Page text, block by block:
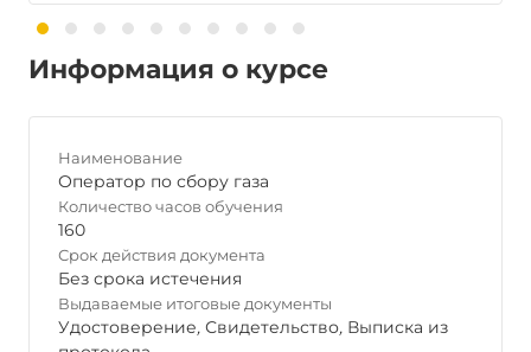
Информация о курсе
Наименование
Оператор по сбору газа
Количество часов обучения
160
Срок действия документа
Без срока истечения
Выдаваемые итоговые документы
Удостоверение, Свидетельство, Выписка из